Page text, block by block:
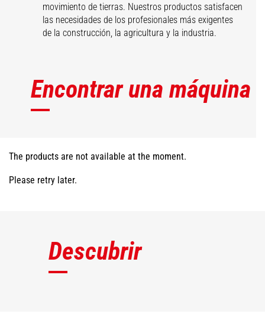
movimiento de tierras. Nuestros productos satisfacen
las necesidades de los profesionales más exigentes
de la construcción, la agricultura y la industria.
Encontrar una máquina
The products are not available at the moment.
Please retry later.
Descubrir